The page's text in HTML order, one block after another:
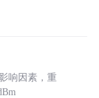
响因素，重